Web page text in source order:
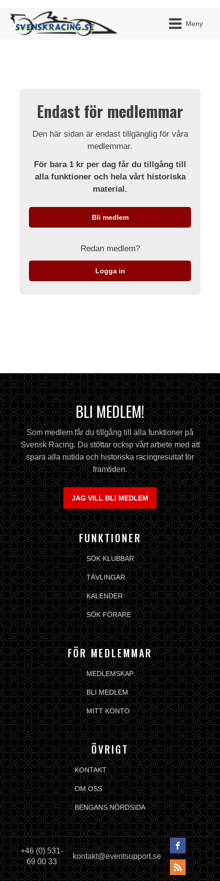
Meny
Endast för medlemmar
Den här sidan är endast tillgänglig för våra
medlemmar.
För bara 1 kr per dag får du tillgång till
alla funktioner och hela vårt historiska
material.
Bli medlem
Redan medlem?
Logga in
BLI MEDLEM!
Som medlem får du tillgång till alla funktioner på
Svensk Racing. Du stöttar ocksp vårt arbete med att
spara alla nutida och historiska racingresultat för
framtiden.
JAG VILL BLI MEDLEM
FUNKTIONER
SÖK KLUBBAR
TÄVLINGAR
KALENDER
SÖK FÖRARE
FÖR MEDLEMMAR
MEDLEMSKAP
BLI MEDLEM
MITT KONTO
ÖVRIGT
KONTAKT
OM OSS
BENGANS NÖRDSIDA
+46 (0) 531-
69 00 33
kontakt@eventsupport.se